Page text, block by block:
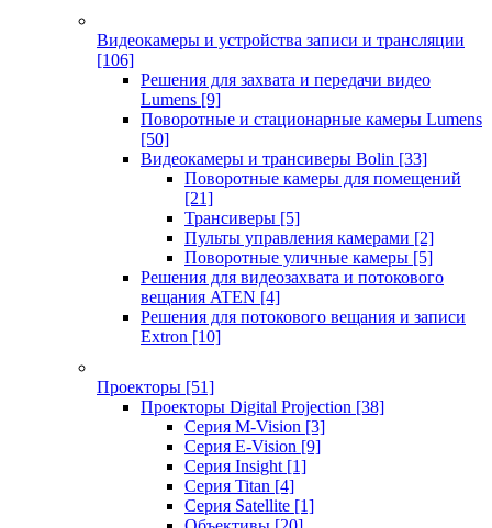
Видеокамеры и устройства записи и трансляции
[106]
Решения для захвата и передачи видео
Lumens [9]
Поворотные и стационарные камеры Lumens
[50]
Видеокамеры и трансиверы Bolin [33]
Поворотные камеры для помещений
[21]
Трансиверы [5]
Пульты управления камерами [2]
Поворотные уличные камеры [5]
Решения для видеозахвата и потокового
вещания ATEN [4]
Решения для потокового вещания и записи
Extron [10]
Проекторы [51]
Проекторы Digital Projection [38]
Серия M-Vision [3]
Серия E-Vision [9]
Серия Insight [1]
Серия Titan [4]
Серия Satellite [1]